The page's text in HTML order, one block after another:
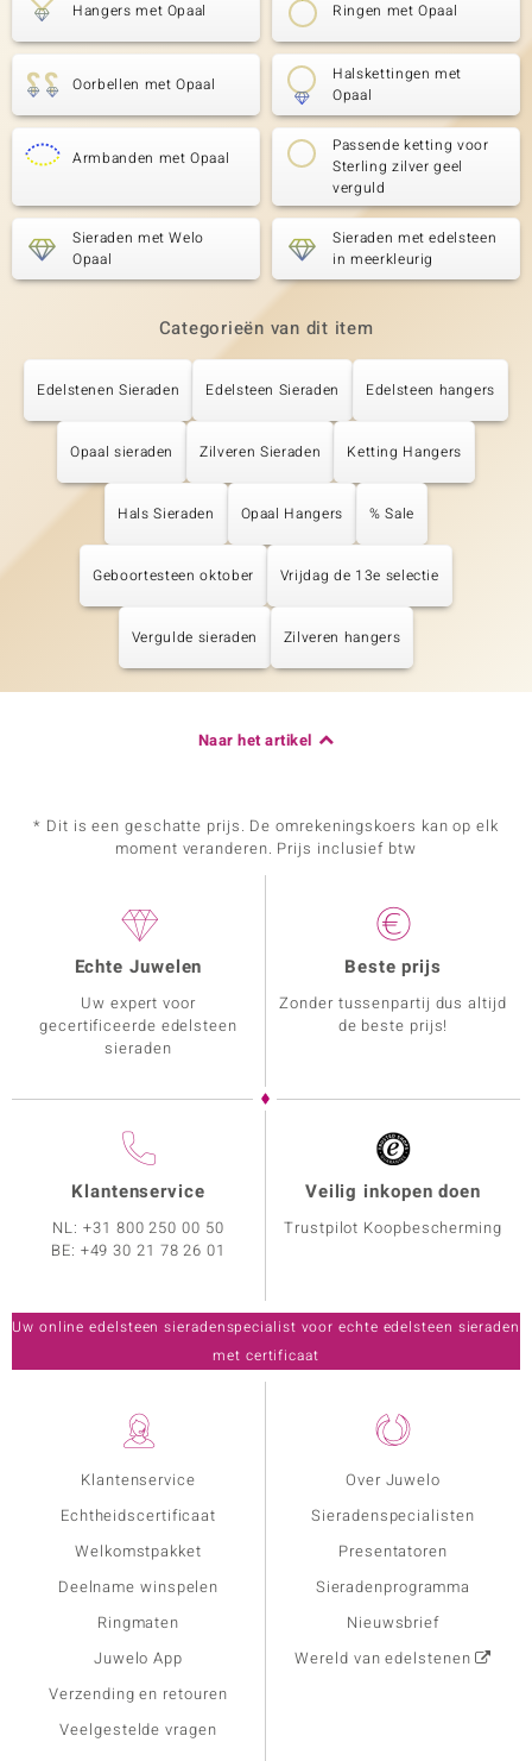
Hangers met Opaal Ringen met Opaal
Oorbellen met Opaal
Halskettingen met
Opaal
Armbanden met Opaal
Passende ketting voor
Sterling zilver geel
verguld
Sieraden met Welo
Opaal
Sieraden met edelsteen
in meerkleurig
Categorieën van dit item
Edelstenen Sieraden Edelsteen Sieraden Edelsteen hangers
Opaal sieraden Zilveren Sieraden Ketting Hangers
Hals Sieraden Opaal Hangers % Sale
Geboortesteen oktober Vrijdag de 13e selectie
Vergulde sieraden Zilveren hangers
Naar het artikel
* Dit is een geschatte prijs. De omrekeningskoers kan op elk
moment veranderen. Prijs inclusief btw
Klantenservice
Echtheidscertificaat
Welkomstpakket
Deelname winspelen
Ringmaten
Juwelo App
Verzending en retouren
Veelgestelde vragen
Over Juwelo
Sieradenspecialisten
Presentatoren
Sieradenprogramma
Nieuwsbrief
Wereld van edelstenen
Echte Juwelen
Uw expert voor
gecertificeerde edelsteen
sieraden
Beste prijs
Zonder tussenpartij dus altijd
de beste prijs!
Klantenservice
NL:+31 800 250 00 50
BE: +49 30 21 78 26 01
Veilig inkopen doen
Trustpilot Koopbescherming
Uw online edelsteen sieradenspecialist voor echte edelsteen sieraden
met certificaat